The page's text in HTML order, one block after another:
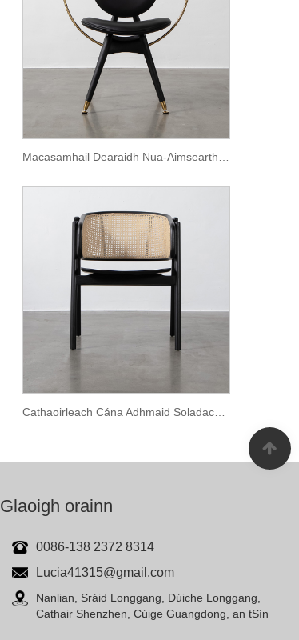
Macasamhail Dearaidh Nua-Aimseartha Cathaoirleach Ciorcail Dryman
Glaoigh orainn
0086-138 2372 8314
Lucia41315@gmail.com
Nanlian, Sráid Longgang, Dúiche Longgang,
Cathair Shenzhen, Cúige Guangdong, an tSín